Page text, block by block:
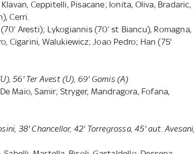
Ceppitelli, Pisacane; Ionita, Oliva, Bradaric,
Cerri.
Aresti); Lykogiannis (70’ st Biancu), Romagna,
Cigarini, Walukiewicz; Joao Pedro; Han (75'
56' Ter Avest (U), 69' Gomis (A)
Maio, Samir; Stryger, Mandragora, Fofana,
38' Chancellor, 42' Torregrossa, 45' aut. Avesani,